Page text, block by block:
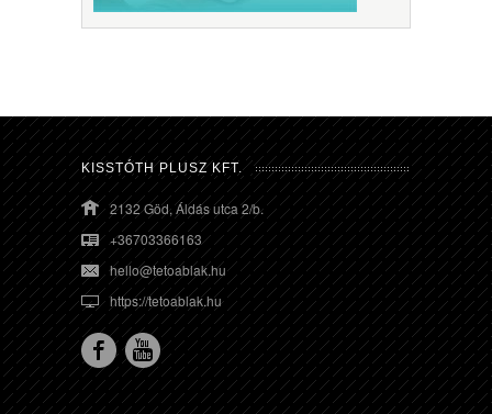
KISSTÓTH PLUSZ KFT.
2132 Göd, Áldás utca 2/b.
+36703366163
hello@tetoablak.hu
https://tetoablak.hu